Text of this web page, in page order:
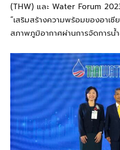
(THW) และ Water Forum
“เสริมสร้างความพร้อมของอาเ
สภาพภูมิอากาศผ่านการจัดการน้